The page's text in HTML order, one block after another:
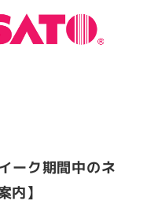
ーク期間中のネ
内】